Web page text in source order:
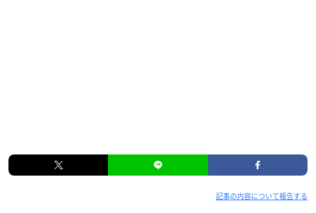
記事の内容について報告する